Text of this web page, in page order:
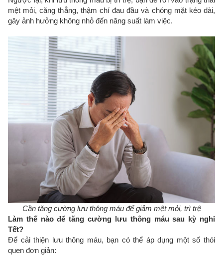
mệt mỏi, căng thẳng, thậm chí đau đầu và chóng mặt kéo dài,
gây ảnh hưởng không nhỏ đến năng suất làm việc.
Cần tăng cường lưu thông máu để giảm mệt mỏi, trì trệ
Làm thế nào để tăng cường lưu thông máu sau kỳ nghỉ
Tết?
Để cải thiện lưu thông máu, bạn có thể áp dụng một số thói
quen đơn giản: